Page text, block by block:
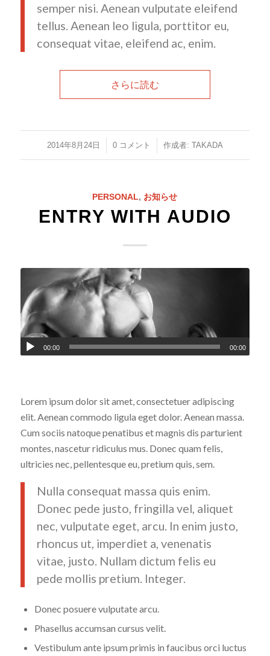
semper nisi. Aenean vulputate eleifend
tellus. Aenean leo ligula, porttitor eu,
consequat vitae, eleifend ac, enim.
さらに読む
2014年8月24日
/ 0 コメント
/ 作成者: TAKADA
PERSONAL, お知らせ
ENTRY WITH AUDIO
00:00 00:00
Lorem ipsum dolor sit amet, consectetuer adipiscing
elit. Aenean commodo ligula eget dolor. Aenean massa.
Cum sociis natoque penatibus et magnis dis parturient
montes, nascetur ridiculus mus. Donec quam felis,
ultricies nec, pellentesque eu, pretium quis, sem.
Nulla consequat massa quis enim.
Donec pede justo, fringilla vel, aliquet
nec, vulputate eget, arcu. In enim justo,
rhoncus ut, imperdiet a, venenatis
vitae, justo. Nullam dictum felis eu
pede mollis pretium. Integer.
Donec posuere vulputate arcu.
Phasellus accumsan cursus velit.
Vestibulum ante ipsum primis in faucibus orci luctus